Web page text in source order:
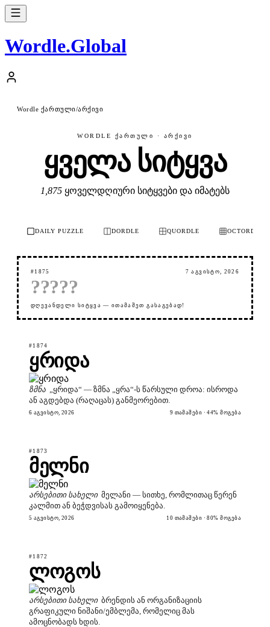
Wordle.Global
Wordle ქართული/არქივი
WORDLE ᲥᲐᲠᲗᲣᲚᲘ · ᲐᲠᲥᲘᲕᲘ
ყველა სიტყვა
1,875 ყოველდღიური სიტყვები და იმატებს
DAILY PUZZLE DORDLE QUORDLE OCTORDLE
#1875 7 ᲐᲒᲕᲘᲡᲢᲝ, 2026
?????
ᲓᲦᲔᲕᲐᲜᲓᲔᲚᲘ ᲡᲘᲢᲧᲕᲐ — ᲘᲗᲐᲛᲐᲨᲔᲗ ᲒᲐᲡᲐᲒᲔᲑᲐᲓ!
#1874
ყრიდა
ზმნა
„ყრიდა“ — ზმნა „ყრა“-ს წარსული დროა: ისროდა
ან აგდებდა (რაღაცას) განმეორებით.
6 ᲐᲒᲕᲘᲡᲢᲝ, 2026 9 ᲗᲐᲛᲐᲨᲔᲑᲘ · 44% ᲛᲝᲒᲔᲑᲐ
#1873
მელნი
არსებითი სახელი მელანი — სითხე, რომლითაც წერენ
კალმით ან ბეჭდვისას გამოიყენება.
5 ᲐᲒᲕᲘᲡᲢᲝ, 2026 10 ᲗᲐᲛᲐᲨᲔᲑᲘ · 80% ᲛᲝᲒᲔᲑᲐ
#1872
ლოგოს
არსებითი სახელი ბრენდის ან ორგანიზაციის
გრაფიკული ნიშანი/ემბლემა, რომელიც მას
ამოცნობადს ხდის.